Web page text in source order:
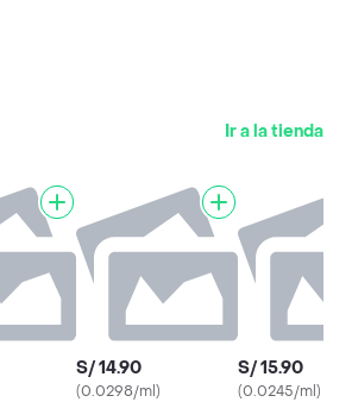
Ir a la tienda
S/ 14.90
(0.0298/ml)
S/ 15.90
(0.0245/ml)